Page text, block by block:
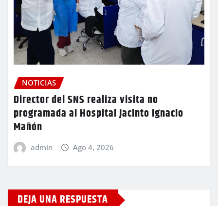
NOTICIAS
Director del SNS realiza visita no
programada al Hospital Jacinto Ignacio
Mañón
admin Ago 4, 2026
DEJA UNA RESPUESTA